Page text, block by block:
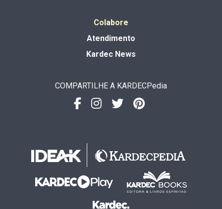
Colabore
Atendimento
Kardec News
COMPARTILHE A KARDECPedia